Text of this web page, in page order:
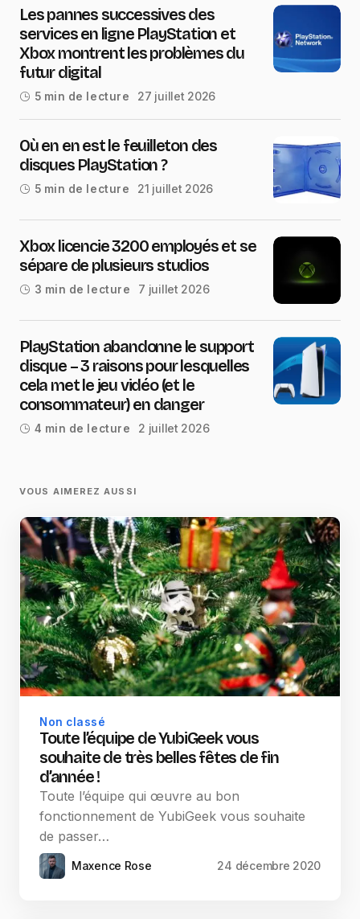
Les pannes successives des
services en ligne PlayStation et
Xbox montrent les problèmes du
futur digital
5 min de lecture 27 juillet 2026
Où en en est le feuilleton des
disques PlayStation ?
5 min de lecture 21 juillet 2026
Xbox licencie 3200 employés et se
sépare de plusieurs studios
3 min de lecture 7 juillet 2026
PlayStation abandonne le support
disque – 3 raisons pour lesquelles
cela met le jeu vidéo (et le
consommateur) en danger
4 min de lecture 2 juillet 2026
VOUS AIMEREZ AUSSI
Non classé
Toute l’équipe de YubiGeek vous
souhaite de très belles fêtes de fin
d’année !
Toute l’équipe qui œuvre au bon
fonctionnement de YubiGeek vous souhaite
de passer…
Maxence Rose 24 décembre 2020